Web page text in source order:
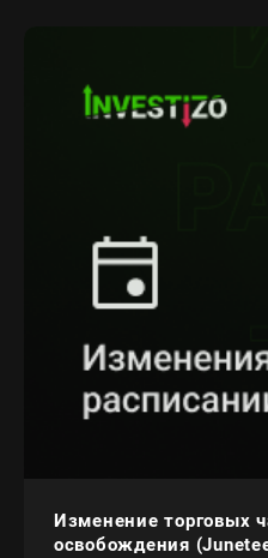
Изменение торговых
освобождения